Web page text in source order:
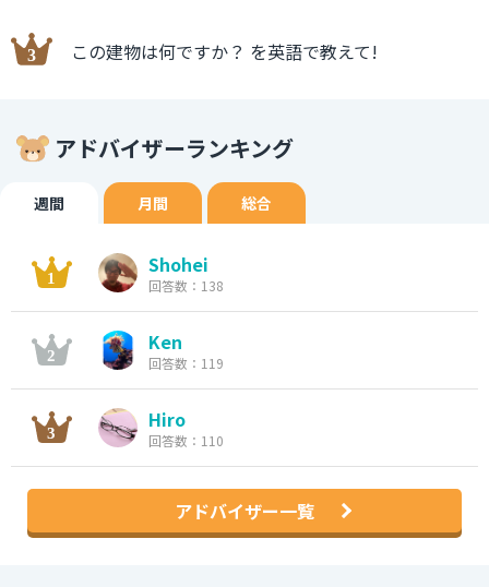
この建物は何ですか？ を英語で教えて!
アドバイザーランキング
週間 月間 総合
Shohei
回答数：138
Ken
回答数：119
Hiro
回答数：110
アドバイザー一覧